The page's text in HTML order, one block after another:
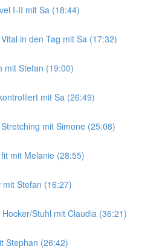
I-II mit Sa (18:44)
in den Tag mit Sa (17:32)
mit Stefan (19:00)
mit Sa (26:49)
mit Simone (25:08)
mit Melanie (28:55)
Stefan (16:27)
Stuhl mit Claudia (36:21)
Stephan (26:42)